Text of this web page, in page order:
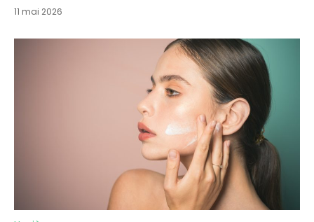
11 mai 2026